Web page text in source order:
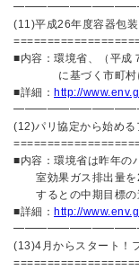
(11)平成26年度容器包
■内容：環境省、（平成
に基づく市町村にお
■詳細： http://
(12)パリ協定から始め
■内容：環境省は昨年の
室効果ガス排出量を
するとの中期目標の
■詳細： http://
(13)4月からスタート！